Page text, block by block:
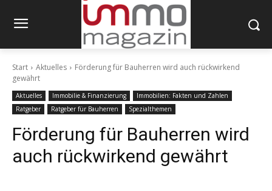
Start Aktuelles
Förderung für Bauherren wird auch rückwirkend
gewährt
Aktuelles Immobilie & Finanzierung
Immobilien: Fakten und Zahlen
Ratgeber
Ratgeber für Bauherren Spezialthemen
Förderung für Bauherren wird
auch rückwirkend gewährt